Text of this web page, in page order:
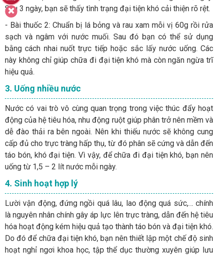
Sau 3 ngày, bạn sẽ thấy tình trạng đại tiện khó cải thiện rõ rệt.
- Bài thuốc 2: Chuẩn bị lá bỏng và rau xam mỗi vị 60g rồi rửa
sạch và ngâm với nước muối. Sau đó bạn có thể sử dụng
bằng cách nhai nuốt trực tiếp hoặc sắc lấy nước uống. Các
này không chỉ giúp chữa đi đại tiện khó mà còn ngăn ngừa trĩ
hiệu quả.
3. Uống nhiều nước
Nước có vai trò vô cùng quan trọng trong việc thúc đẩy hoạt
động của hệ tiêu hóa, nhu động ruột giúp phân trở nên mềm và
dễ đào thải ra bên ngoài. Nên khi thiếu nước sẽ không cung
cấp đủ cho trực tràng hấp thụ, từ đó phân sẽ cứng và dẫn đến
táo bón, khó đại tiện. Vì vậy, để chữa đi đại tiện khó, bạn nên
uống từ 1,5 – 2 lít nước mỗi ngày.
4. Sinh hoạt hợp lý
Lười vận động, đứng ngồi quá lâu, lao động quá sức,… chính
là nguyên nhân chính gây áp lực lên trực tràng, dẫn đến hệ tiêu
hóa hoạt động kém hiệu quả tạo thành táo bón và đại tiện khó.
Do đó để chữa đại tiện khó, bạn nên thiết lập một chế độ sinh
hoạt nghỉ ngơi khoa học, tập thể dục thường xuyên giúp lưu